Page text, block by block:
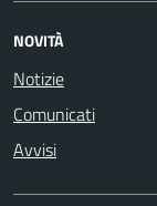
NOVITÀ
Notizie
Comunicati
Avvisi